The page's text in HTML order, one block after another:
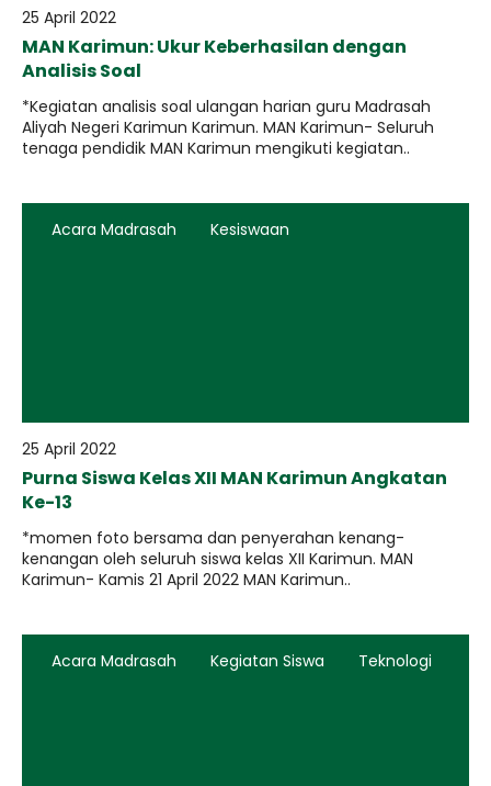
25 April 2022
MAN Karimun: Ukur Keberhasilan dengan
Analisis Soal
*Kegiatan analisis soal ulangan harian guru Madrasah
Aliyah Negeri Karimun Karimun. MAN Karimun- Seluruh
tenaga pendidik MAN Karimun mengikuti kegiatan..
Acara Madrasah Kesiswaan
25 April 2022
Purna Siswa Kelas XII MAN Karimun Angkatan
Ke-13
*momen foto bersama dan penyerahan kenang-
kenangan oleh seluruh siswa kelas XII Karimun. MAN
Karimun- Kamis 21 April 2022 MAN Karimun..
Acara Madrasah Kegiatan Siswa Teknologi